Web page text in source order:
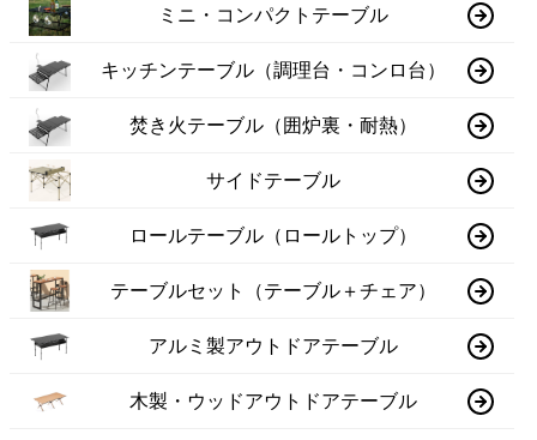
ミニ・コンパクトテーブル
キッチンテーブル（調理台・コンロ台）
焚き火テーブル（囲炉裏・耐熱）
サイドテーブル
ロールテーブル（ロールトップ）
テーブルセット（テーブル＋チェア）
アルミ製アウトドアテーブル
木製・ウッドアウトドアテーブル